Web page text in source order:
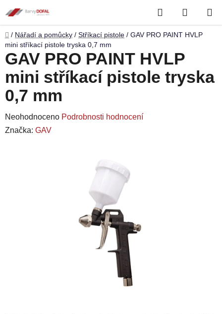
na
obsah
Hledat
KOŠÍK
Domů
/ Nářadí a pomůcky / Stříkací pistole / GAV PRO PAINT HVLP
mini stříkací pistole tryska 0,7 mm
GAV PRO PAINT HVLP
mini stříkací pistole tryska
0,7 mm
Průměrné
hodnocení
Neohodnoceno Podrobnosti hodnocení
Značka: GAV